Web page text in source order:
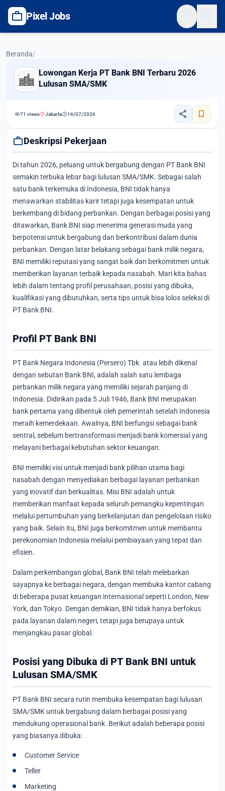
work Pixel Jobs
Beranda/
Lowongan Kerja PT Bank BNI Terbaru 2026
Lulusan SMA/SMK
visibility71 viewslocation_onJakartaschedule16/07/2026 share bookmark
workDeskripsi Pekerjaan
Di tahun 2026, peluang untuk bergabung dengan PT Bank BNI
semakin terbuka lebar bagi lulusan SMA/SMK. Sebagai salah
satu bank terkemuka di Indonesia, BNI tidak hanya
menawarkan stabilitas karir tetapi juga kesempatan untuk
berkembang di bidang perbankan. Dengan berbagai posisi yang
ditawarkan, Bank BNI siap menerima generasi muda yang
berpotensi untuk bergabung dan berkontribusi dalam dunia
perbankan. Dengan latar belakang sebagai bank milik negara,
BNI memiliki reputasi yang sangat baik dan berkomitmen untuk
memberikan layanan terbaik kepada nasabah. Mari kita bahas
lebih dalam tentang profil perusahaan, posisi yang dibuka,
kualifikasi yang dibutuhkan, serta tips untuk bisa lolos seleksi di
PT Bank BNI.
Profil PT Bank BNI
PT Bank Negara Indonesia (Persero) Tbk. atau lebih dikenal
dengan sebutan Bank BNI, adalah salah satu lembaga
perbankan milik negara yang memiliki sejarah panjang di
Indonesia. Didirikan pada 5 Juli 1946, Bank BNI merupakan
bank pertama yang dibentuk oleh pemerintah setelah Indonesia
meraih kemerdekaan. Awalnya, BNI berfungsi sebagai bank
sentral, sebelum bertransformasi menjadi bank komersial yang
melayani berbagai kebutuhan sektor keuangan.
BNI memiliki visi untuk menjadi bank pilihan utama bagi
nasabah dengan menyediakan berbagai layanan perbankan
yang inovatif dan berkualitas. Misi BNI adalah untuk
memberikan manfaat kepada seluruh pemangku kepentingan
melalui pertumbuhan yang berkelanjutan dan pengelolaan risiko
yang baik. Selain itu, BNI juga berkomitmen untuk membantu
perekonomian Indonesia melalui pembiayaan yang tepat dan
efisien.
Dalam perkembangan global, Bank BNI telah melebarkan
sayapnya ke berbagai negara, dengan membuka kantor cabang
di beberapa pusat keuangan internasional seperti London, New
York, dan Tokyo. Dengan demikian, BNI tidak hanya berfokus
pada layanan dalam negeri, tetapi juga berupaya untuk
menjangkau pasar global.
Posisi yang Dibuka di PT Bank BNI untuk
Lulusan SMA/SMK
PT Bank BNI secara rutin membuka kesempatan bagi lulusan
SMA/SMK untuk bergabung dalam berbagai posisi yang
mendukung operasional bank. Berikut adalah beberapa posisi
yang biasanya dibuka:
Customer Service
Teller
Marketing